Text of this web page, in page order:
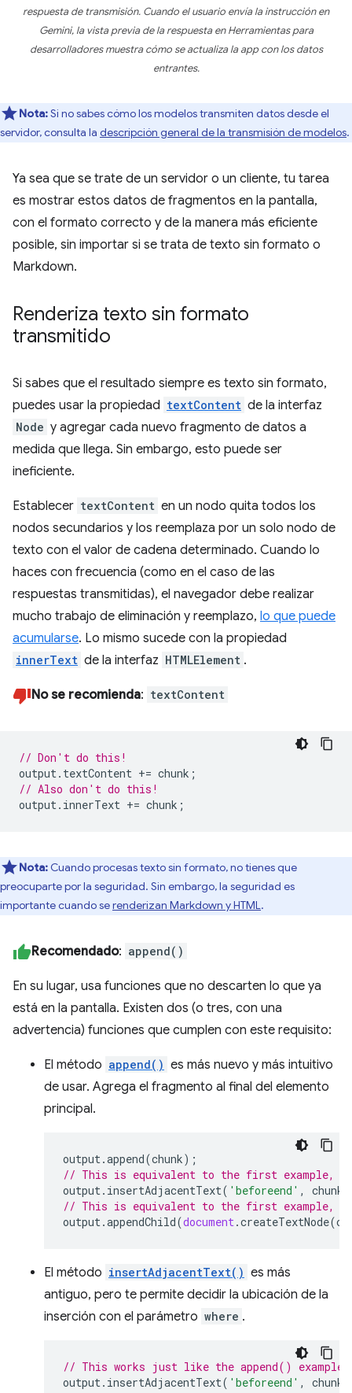
respuesta de transmisión. Cuando el usuario envía la instrucción en
Gemini, la vista previa de la respuesta en Herramientas para
desarrolladores muestra cómo se actualiza la app con los datos
entrantes.
Nota:Si no sabes cómo los modelos transmiten datos desde el
servidor, consulta la descripción general de la transmisión de modelos.
Ya sea que se trate de un servidor o un cliente, tu tarea
es mostrar estos datos de fragmentos en la pantalla,
con el formato correcto y de la manera más eficiente
posible, sin importar si se trata de texto sin formato o
Markdown.
Renderiza texto sin formato
transmitido
Si sabes que el resultado siempre es texto sin formato,
puedes usar la propiedad textContent de la interfaz
Node y agregar cada nuevo fragmento de datos a
medida que llega. Sin embargo, esto puede ser
ineficiente.
Establecer textContent en un nodo quita todos los
nodos secundarios y los reemplaza por un solo nodo de
texto con el valor de cadena determinado. Cuando lo
haces con frecuencia (como en el caso de las
respuestas transmitidas), el navegador debe realizar
mucho trabajo de eliminación y reemplazo, lo que puede
acumularse. Lo mismo sucede con la propiedad
innerText de la interfaz HTMLElement .
No se recomienda: textContent
// Don't do this!
output. textContent += chunk ;
// Also don't do this!
output. innerText += chunk ;
Nota: Cuando procesas texto sin formato, no tienes que
preocuparte por la seguridad. Sin embargo, la seguridad es
importante cuando serenderizan Markdown y HTML.
Recomendado: append()
En su lugar, usa funciones que no descarten lo que ya
está en la pantalla. Existen dos (o tres, con una
advertencia) funciones que cumplen con este requisito:
El método append() es más nuevo y más intuitivo
de usar. Agrega el fragmento al final del elemento
principal.
output.append(chunk);
// This is equivalent to the first example,
output. insertAdjacentText( 'beforeend' , chunk
// This is equivalent to the first example,
output.appendChild(document.createTextNode(
El método insertAdjacentText() es más
antiguo, pero te permite decidir la ubicación de la
inserción con el parámetro where .
// This works just like the append()
output. insertAdjacentText( 'beforeend' , chunk